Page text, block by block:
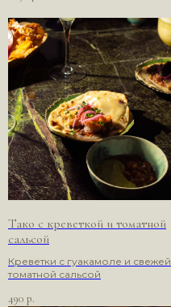
Тако с креветкой и томатной
сальсой
Креветки с гуакамоле и свежей
томатной сальсой
490 р.